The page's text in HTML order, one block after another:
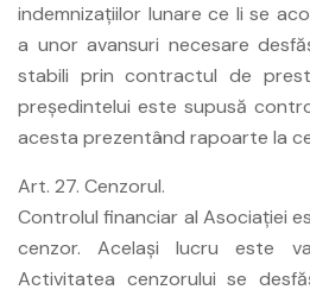
indemnizaţiilor lunare ce li se
a unor avansuri necesare
stabili prin contractul de
preşedintelui este supusă
acesta prezentând rapoarte la
Art. 27. Cenzorul.
Controlul financiar al Asociaţiei
cenzor. Acelaşi lucru este
Activitatea cenzorului se